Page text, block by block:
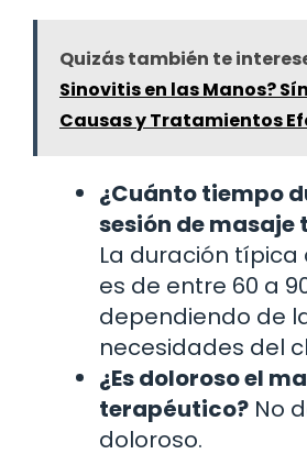
Quizás también te
Sinovitis en las Manos?
Causas y Tratamientos
¿Cuánto tiempo
sesión de
La duración típica
es de entre 60 a
dependiendo de
necesidades del
¿Es doloroso el
terapéutico? No
doloroso.